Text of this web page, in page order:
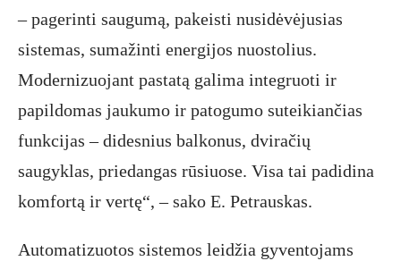
– pagerinti saugumą, pakeisti nusidėvėjusias
sistemas, sumažinti energijos nuostolius.
Modernizuojant pastatą galima integruoti ir
papildomas jaukumo ir patogumo suteikiančias
funkcijas – didesnius balkonus, dviračių
saugyklas, priedangas rūsiuose. Visa tai padidina
komfortą ir vertę“, – sako E. Petrauskas.
Automatizuotos sistemos leidžia gyventojams